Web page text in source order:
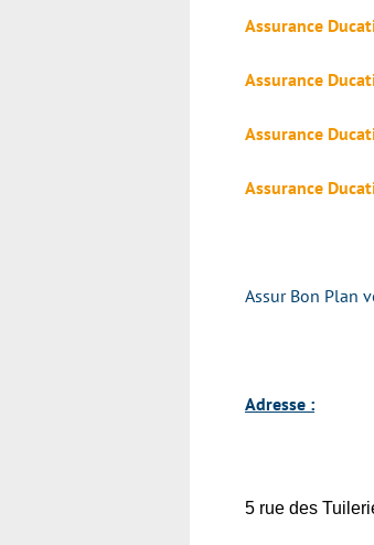
Assurance
Assurance
Assurance
Assurance
Assur Bon Plan
Adresse :
5 rue des